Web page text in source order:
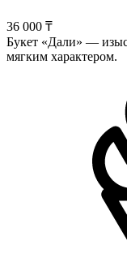
36 000 ₸
Букет «Дали» —
мягким характером.